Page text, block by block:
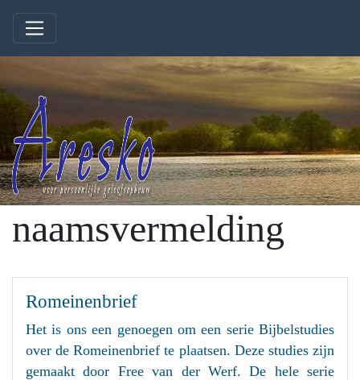
naamsvermelding
Romeinenbrief
Het is ons een genoegen om een serie Bijbelstudies
over de Romeinenbrief te plaatsen. Deze studies zijn
gemaakt door Free van der Werf. De hele serie